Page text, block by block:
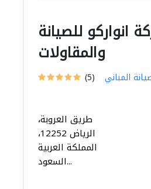
انواركو للصيانة
والمقاولات
(5) المباني
طريق العروبة،
الرياض 12252،
المملكة العربية
السعود...